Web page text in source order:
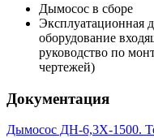
Дымосос в сборе
Эксплуатационная
оборудование
руководство по
чертежей)
Документация
Дымосос ДН-6,3Х-1500.